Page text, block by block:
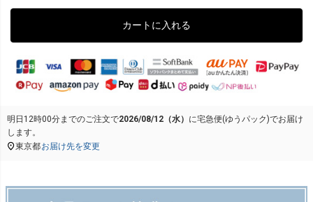
カートに入れる
明日 12時00分までのご注文で2026/08/12（水） に宅急便(ゆうパック)でお届け
します。
東京都お届け先を変更